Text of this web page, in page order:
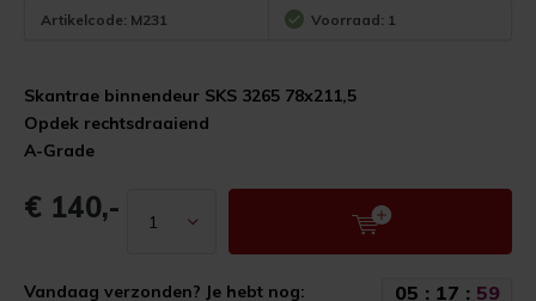
Artikelcode: M231 Voorraad: 1
Skantrae binnendeur SKS 3265 78x211,5
Opdek rechtsdraaiend
A-Grade
€ 140,-
Vandaag verzonden? Je hebt nog: 05 : 17 : 59